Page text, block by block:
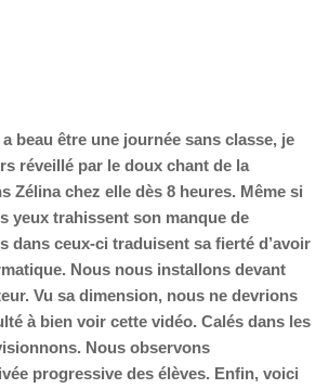
beau être une journée sans classe, je
réveillé par le doux chant de la
Zélina chez elle dès 8 heures. Même si
yeux trahissent son manque de
dans ceux-ci traduisent sa fierté d’avoir
Nous nous installons devant
Vu sa dimension, nous ne devrions
à bien voir cette vidéo. Calés dans les
Nous observons
progressive des élèves. Enfin, voici